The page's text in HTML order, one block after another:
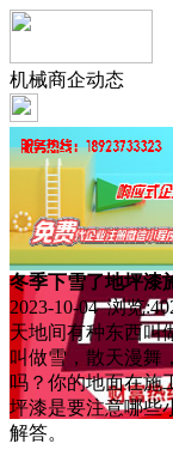
机械商企动态
冬季下雪了地坪漆
2023-10-04 浏览:
天地间有种东西叫
叫做雪，散天漫舞
吗？你的地面在施
坪漆是要注意哪些
解答。